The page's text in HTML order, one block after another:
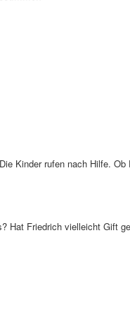
Kinder rufen nach Hilfe. Ob
Hat Friedrich vielleicht Gift